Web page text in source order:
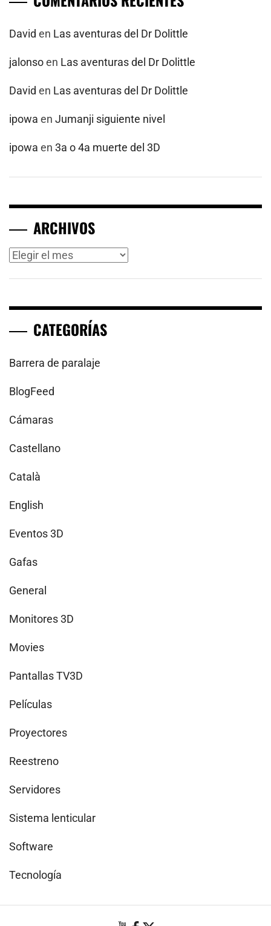
David en Las aventuras del Dr Dolittle
jalonsoen Las aventuras del Dr Dolittle
David en Las aventuras del Dr Dolittle
ipowa en Jumanji siguiente nivel
ipowa en 3a o 4a muerte del 3D
ARCHIVOS
Archivos
CATEGORÍAS
Barrera de paralaje
BlogFeed
Cámaras
Castellano
Català
English
Eventos 3D
Gafas
General
Monitores 3D
Movies
Pantallas TV3D
Películas
Proyectores
Reestreno
Servidores
Sistema lenticular
Software
Tecnología